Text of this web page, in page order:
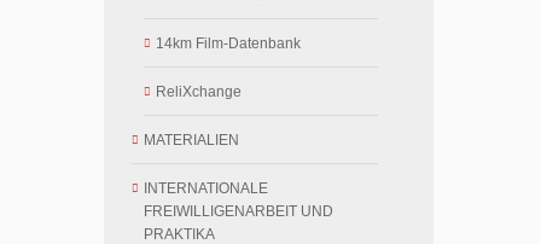
14km Film-Datenbank
ReliXchange
MATERIALIEN
INTERNATIONALE
FREIWILLIGENARBEIT UND
PRAKTIKA